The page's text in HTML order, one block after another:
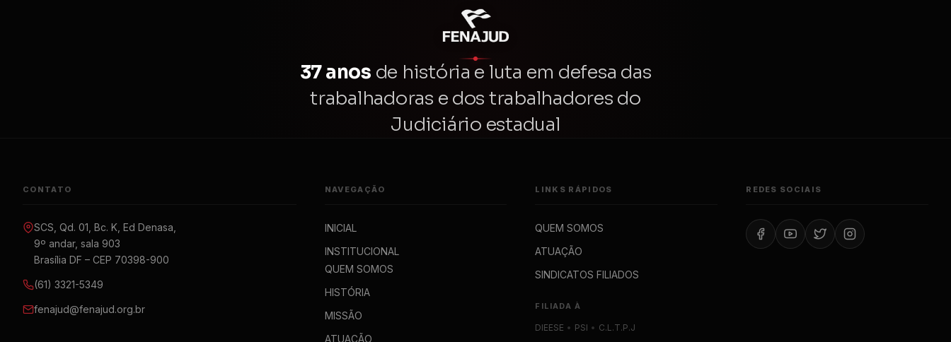
37 anos de história e luta em defesa das
trabalhadoras e dos trabalhadores do
Judiciário estadual
CONTATO
SCS, Qd. 01, Bc. K, Ed Denasa,
9º andar, sala 903
Brasília DF – CEP 70398-900
(61) 3321-5349
fenajud@fenajud.org.br
NAVEGAÇÃO
INICIAL
INSTITUCIONAL
QUEM SOMOS
HISTÓRIA
MISSÃO
ATUAÇÃO
LINKS RÁPIDOS
QUEM SOMOS
ATUAÇÃO
SINDICATOS FILIADOS
FILIADA À
DIEESE • PSI • C.L.T.P.J
REDES SOCIAIS